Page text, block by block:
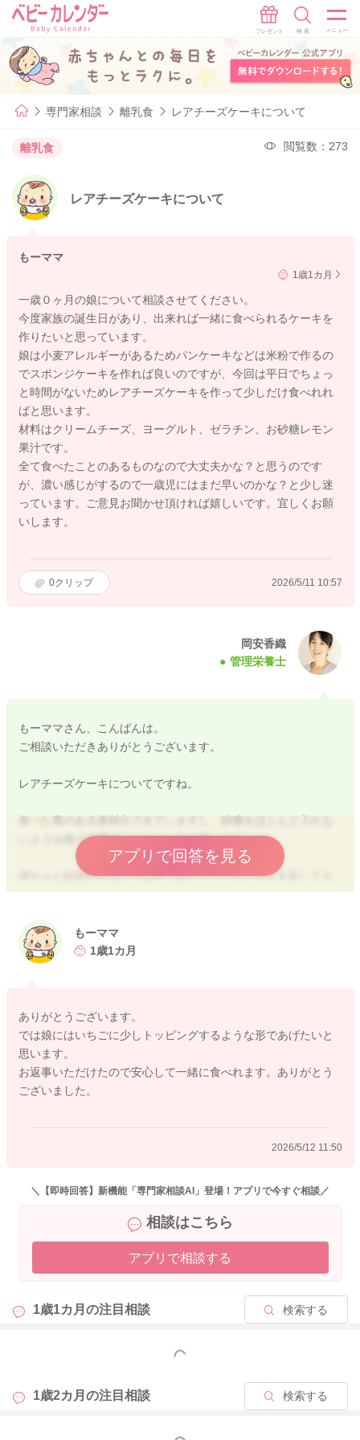
専門家相談 離乳食 レアチーズケーキについて
離乳食 閲覧数：273
レアチーズケーキについて
もーママ
1歳1カ月
一歳０ヶ月の娘について相談させてください。
今度家族の誕生日があり、出来れば一緒に食べられるケーキを
作りたいと思っています。
娘は小麦アレルギーがあるためパンケーキなどは米粉で作るの
でスポンジケーキを作れば良いのですが、今回は平日でちょっ
と時間がないためレアチーズケーキを作って少しだけ食べれれ
ばと思います。
材料はクリームチーズ、ヨーグルト、ゼラチン、お砂糖レモン
果汁です。
全て食べたことのあるものなので大丈夫かな？と思うのです
が、濃い感じがするので一歳児にはまだ早いのかな？と少し迷
っています。ご意見お聞かせ頂ければ嬉しいです。宜しくお願
いします。
0クリップ 2026/5/11 10:57
岡安香織
管理栄養士
もーママさん、こんばんは。
ご相談いただきありがとうございます。
レアチーズケーキについてですね。
食べた事のある食材出できていますし、砂糖をほとんど入れな
いような物で少量でしたらいいかと思います。
赤ちゃん以外の方はジャムやフルーツソースで甘さを足しても
いいですね。
アプリで回答を見る
もーママ
1歳1カ月
ありがとうございます。
では娘にはいちごに少しトッピングするような形であげたいと
思います。
お返事いただけたので安心して一緒に食べれます。ありがとう
ございました。
2026/5/12 11:50
＼【即時回答】新機能「専門家相談AI」登場！アプリで今すぐ相談／
相談はこちら
アプリで相談する
1歳1カ月の注目相談 検索する
もっと見る
1歳2カ月の注目相談 検索する